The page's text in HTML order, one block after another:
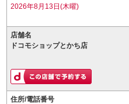
2026年8月13日(木曜)
店舗名
ドコモショップとかち店
住所/電話番号